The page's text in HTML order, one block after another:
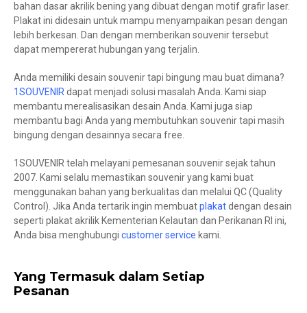
bahan dasar akrilik bening yang dibuat dengan motif grafir laser.
Plakat ini didesain untuk mampu menyampaikan pesan dengan
lebih berkesan. Dan dengan memberikan souvenir tersebut
dapat mempererat hubungan yang terjalin.
Anda memiliki desain souvenir tapi bingung mau buat dimana?
1SOUVENIR dapat menjadi solusi masalah Anda. Kami siap
membantu merealisasikan desain Anda. Kami juga siap
membantu bagi Anda yang membutuhkan souvenir tapi masih
bingung dengan desainnya secara free.
1SOUVENIR telah melayani pemesanan souvenir sejak tahun
2007. Kami selalu memastikan souvenir yang kami buat
menggunakan bahan yang berkualitas dan melalui QC (Quality
Control). Jika Anda tertarik ingin membuatplakatdengan desain
seperti plakat akrilik Kementerian Kelautan dan Perikanan RI ini,
Anda bisa menghubungi customer service kami.
Yang Termasuk dalam Setiap
Pesanan